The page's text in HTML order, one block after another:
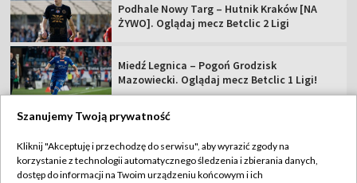
Podhale Nowy Targ – Hutnik Kraków [NA
ŻYWO]. Oglądaj mecz Betclic 2 Ligi
Miedź Legnica – Pogoń Grodzisk
Mazowiecki. Oglądaj mecz Betclic 1 Ligi!
TVP
Szanujemy Twoją prywatność
Kliknij "Akceptuję i przechodzę do serwisu", aby wyrazić zgody na
korzystanie z technologii automatycznego śledzenia i zbierania danych,
dostęp do informacji na Twoim urządzeniu końcowym i ich